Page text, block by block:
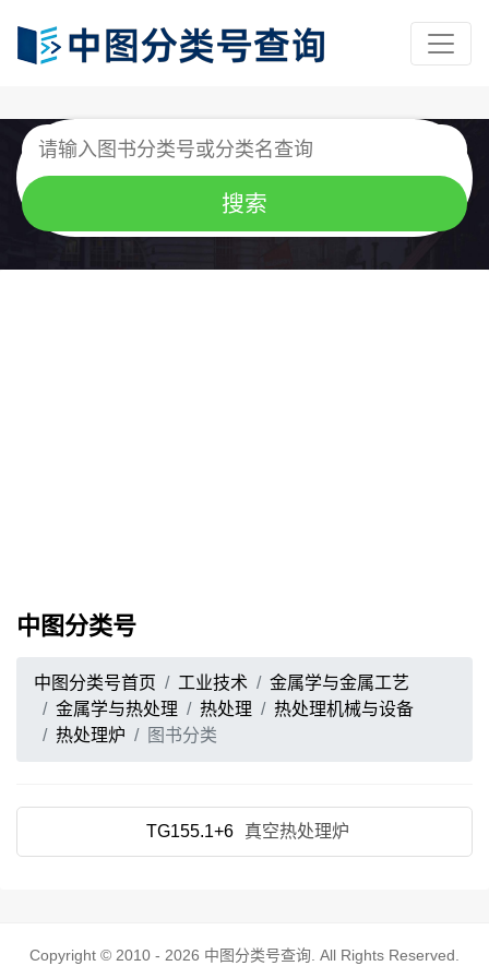
中图分类号
中图分类号首页 工业技术
金属学与金属工艺
金属学与热处理
热处理
热处理机械与设备
热处理炉
图书分类
TG155.1+6 真空热处理炉
Copyright © 2010 - 2026 中图分类号查询 . All Rights Reserved.